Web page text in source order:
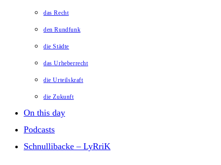
das Recht
den Rundfunk
die Städte
das Urheberrecht
die Urteilskraft
die Zukunft
On this day
Podcasts
Schnullibacke – LyRriK